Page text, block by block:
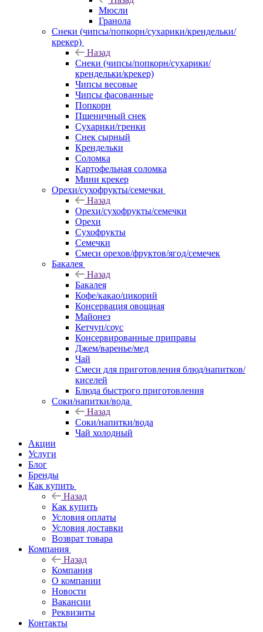
Мюсли
Гранола
Снеки (чипсы/попкорн/сухарики/крендельки/
крекер)
Назад
Снеки (чипсы/попкорн/сухарики/
крендельки/крекер)
Чипсы весовые
Чипсы фасованные
Попкорн
Пшеничный снек
Сухарики/гренки
Снек сырный
Крендельки
Соломка
Картофельная соломка
Мини крекер
Орехи/сухофрукты/семечки
Назад
Орехи/сухофрукты/семечки
Орехи
Сухофрукты
Семечки
Смеси орехов/фруктов/ягод/семечек
Бакалея
Назад
Бакалея
Кофе/какао/цикорий
Консервация овощная
Майонез
Кетчуп/соус
Консервированные приправы
Джем/варенье/мед
Чай
Смеси для приготовления блюд/напитков/
киселей
Блюда быстрого приготовления
Соки/напитки/вода
Назад
Соки/напитки/вода
Чай холодный
Акции
Услуги
Блог
Бренды
Как купить
Назад
Как купить
Условия оплаты
Условия доставки
Возврат товара
Компания
Назад
Компания
О компании
Новости
Вакансии
Реквизиты
Контакты